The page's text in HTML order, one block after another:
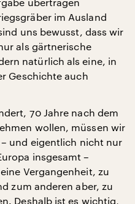
im Ausland
uns bewusst, dass wir
als gärtnerische
natürlich als eine, in
Geschichte auch
70 Jahre nach dem
wollen, müssen wir
und eigentlich nicht nur
insgesamt –
Vergangenheit, zu
zum anderen aber, zu
Deshalb ist es wichtig,